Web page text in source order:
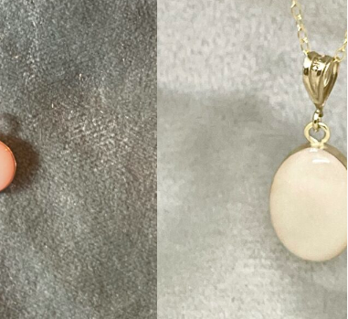
Niet zwemmen in chloorwater of in zeewater. Het
zon, maar ga niet onnodig veel zonnen met het
geen parfum op de plek waar je het sieraad draagt.
filled: Gold filled
van Ela Sieraad heb ik gold filled sieraden van 14
gold filled? Ze zijn door hitte en druk aan een
Door deze verhitting onstaat er een dikkere
x meer dan bij gold plated). Door de verhitting is het
geworden dan in vergelijking met gold plated. De
staan bekend om de goede kwaliteit en dat het
is van echt goud.
Filled 14 Karaats hanger. Borstmelk: 5 ml
Binnen twee weken levering (nadat ik je retour envelop